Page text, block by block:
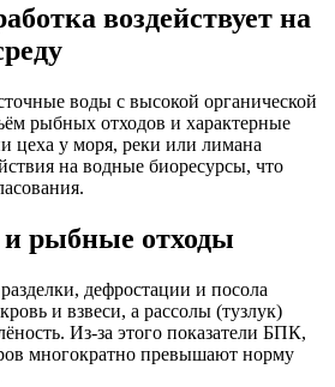
воздействует на
воды с высокой органической
рыбных отходов и характерные
цеха у моря, реки или лимана
на водные биоресурсы, что
рыбные отходы
дефростации и посола
и взвеси, а рассолы (тузлук)
Из-за этого показатели БПК,
многократно превышают норму